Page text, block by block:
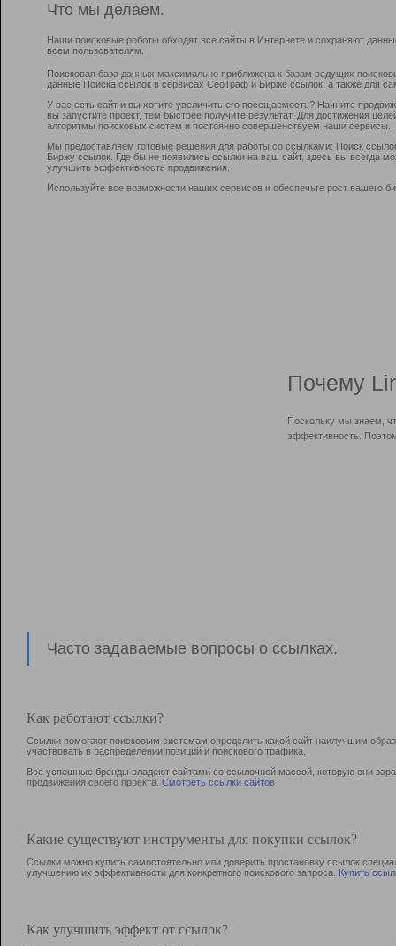
Что мы делаем.
Наши поисковые роботы обходят все сайты в Интернете и сохраняют
всем пользователям.
Поисковая база данных максимально приближена к базам ведущих
данные Поиска ссылок в сервисах СеоТраф и Бирже ссылок, а также для
У вас есть сайт и вы хотите увеличить его посещаемость? Начните
вы запустите проект, тем быстрее получите результат. Для достижения
алгоритмы поисковых систем и постоянно совершенствуем наши сервисы.
Мы предоставляем готовые решения для работы со ссылками: Поиск
Биржу ссылок. Где бы не появились ссылки на ваш сайт, здесь вы всегда
улучшить эффективность продвижения.
Используйте все возможности наших сервисов и обеспечьте рост вашего
Почему
Поскольку мы знаем,
эффективность.
Часто задаваемые вопросы о ссылках.
Как работают ссылки?
Ссылки помогают поисковым системам определить какой сайт наилучшим
участвовать в раcпределении позиций и поискового трафика.
Все успешные бренды владеют сайтами со ссылочной массой, которую они
продвижения своего проекта. Смотреть ссылки сайтов
Какие существуют инструменты для покупки ссылок?
Ссылки можно купить самостоятельно или доверить простановку ссылок
улучшению их эффективности для конкретного поискового запроса. Купить
Как улучшить эффект от ссылок?